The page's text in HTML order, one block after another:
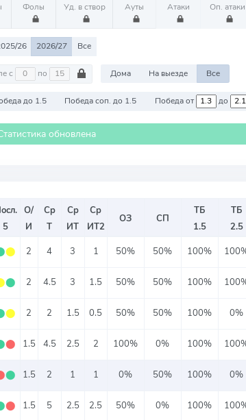
Фолы Уд. в створ Ауты Атаки Оп. атаки
26 2026/27 Все
На интервале с по Дома На выезде Все
до 1.5 Победа соп. до 1.5 Победа от до
обновлена
5
О/
И
Ср
Т
Ср
ИТ
Ср
ИТ2
ОЗ СП
ТБ
1.5
ТБ
2.5
⬤ 2 4 3 1 50% 50% 100%
⬤ 2 4.5 3 1.5 50% 50% 100%
⬤ 2 2 1.5 0.5 50% 50% 100% 0%
⬤ 1.5 4.5 2.5 2 100% 0% 100%
⬤ 1.5 2 1 1 0% 50% 100% 0%
⬤ 1.5 5 2.5 2.5 50% 0% 100%